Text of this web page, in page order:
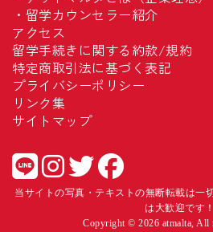
・ 留学カウンセラー紹介
アクセス
留学手続きに関する約款/規約
特定商取引法に基づく表記
プライバシーポリシー
リンク集
サイトマップ
当サイトの写真・テキストの無断転載は一
は大歓迎です！
Copyright © 2026 atmalta, All